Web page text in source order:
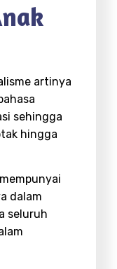
artinya
sehingga
hingga
dalam
seluruh